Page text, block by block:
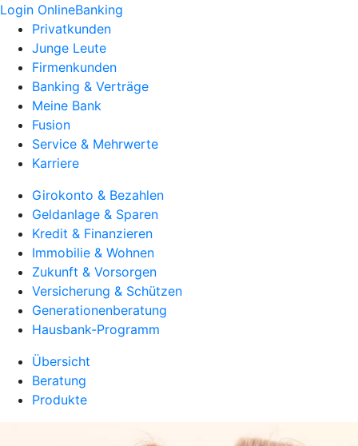
Login OnlineBanking
Privatkunden
Junge Leute
Firmenkunden
Banking & Verträge
Meine Bank
Fusion
Service & Mehrwerte
Karriere
Girokonto & Bezahlen
Geldanlage & Sparen
Kredit & Finanzieren
Immobilie & Wohnen
Zukunft & Vorsorgen
Versicherung & Schützen
Generationenberatung
Hausbank-Programm
Übersicht
Beratung
Produkte